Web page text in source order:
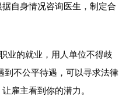
自身情况咨询医生，制定合
业的就业，用人单位不得歧
到不公平待遇，可以寻求法律
雇主看到你的潜力。